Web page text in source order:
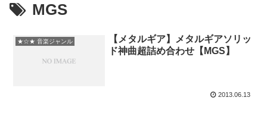
MGS
★☆★ 音楽ジャンル
【メタルギア】メタルギアソリッ
ド神曲超詰め合わせ【MGS】
2013.06.13